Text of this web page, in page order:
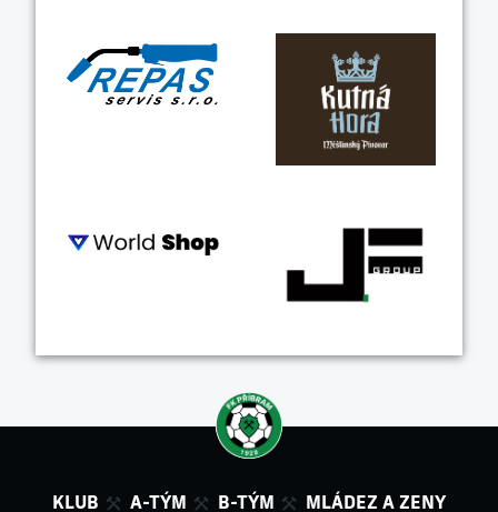
KLUB A-TÝM B-TÝM MLÁDEZ A ZENY